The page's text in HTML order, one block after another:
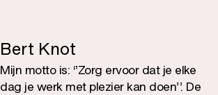
Bert Knot
Mijn motto is: ‘’Zorg ervoor dat je elke
dag je werk met plezier kan doen’’. De